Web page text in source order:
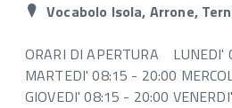
Vocabolo Isola, Arrone,
ORARI DI APERTURA LUNEDI'
MARTEDI' 08:15 - 20:00
GIOVEDI' 08:15 - 20:00